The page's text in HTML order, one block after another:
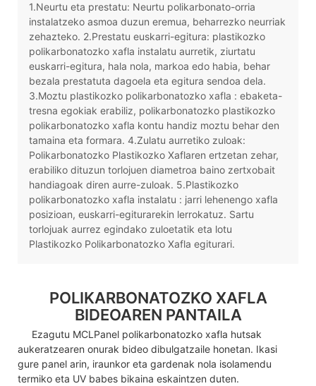
1.Neurtu eta prestatu: Neurtu polikarbonato-orria
instalatzeko asmoa duzun eremua, beharrezko neurriak
zehazteko. 2.Prestatu euskarri-egitura: plastikozko
polikarbonatozko xafla instalatu aurretik, ziurtatu
euskarri-egitura, hala nola, markoa edo habia, behar
bezala prestatuta dagoela eta egitura sendoa dela.
3.Moztu plastikozko polikarbonatozko xafla : ebaketa-
tresna egokiak erabiliz, polikarbonatozko plastikozko
polikarbonatozko xafla kontu handiz moztu behar den
tamaina eta formara. 4.Zulatu aurretiko zuloak:
Polikarbonatozko Plastikozko Xaflaren ertzetan zehar,
erabiliko dituzun torlojuen diametroa baino zertxobait
handiagoak diren aurre-zuloak. 5.Plastikozko
polikarbonatozko xafla instalatu : jarri lehenengo xafla
posizioan, euskarri-egiturarekin lerrokatuz. Sartu
torlojuak aurrez egindako zuloetatik eta lotu
Plastikozko Polikarbonatozko Xafla egiturari.
POLIKARBONATOZKO XAFLA
BIDEOAREN PANTAILA
Ezagutu MCLPanel polikarbonatozko xafla hutsak
aukeratzearen onurak bideo dibulgatzaile honetan. Ikasi
gure panel arin, iraunkor eta gardenak nola isolamendu
termiko eta UV babes bikaina eskaintzen duten.